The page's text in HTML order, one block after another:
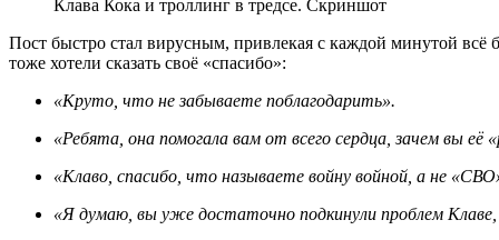
Клава Кока и троллинг в тредсе. Скриншот
Пост быстро стал вирусным, привлекая с каждой минутой всё
тоже хотели сказать своё «спасибо»:
«Круто, что не забываете поблагодарить».
«Ребята, она помогала вам от всего сердца, зачем вы её
«Клаво, спасибо, что называете войну войной, а не
«Я думаю, вы уже достаточно подкинули проблем